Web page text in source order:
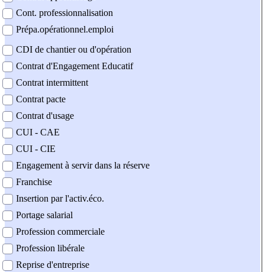
Cont. professionnalisation
Prépa.opérationnel.emploi
CDI de chantier ou d'opération
Contrat d'Engagement Educatif
Contrat intermittent
Contrat pacte
Contrat d'usage
CUI - CAE
CUI - CIE
Engagement à servir dans la réserve
Franchise
Insertion par l'activ.éco.
Portage salarial
Profession commerciale
Profession libérale
Reprise d'entreprise